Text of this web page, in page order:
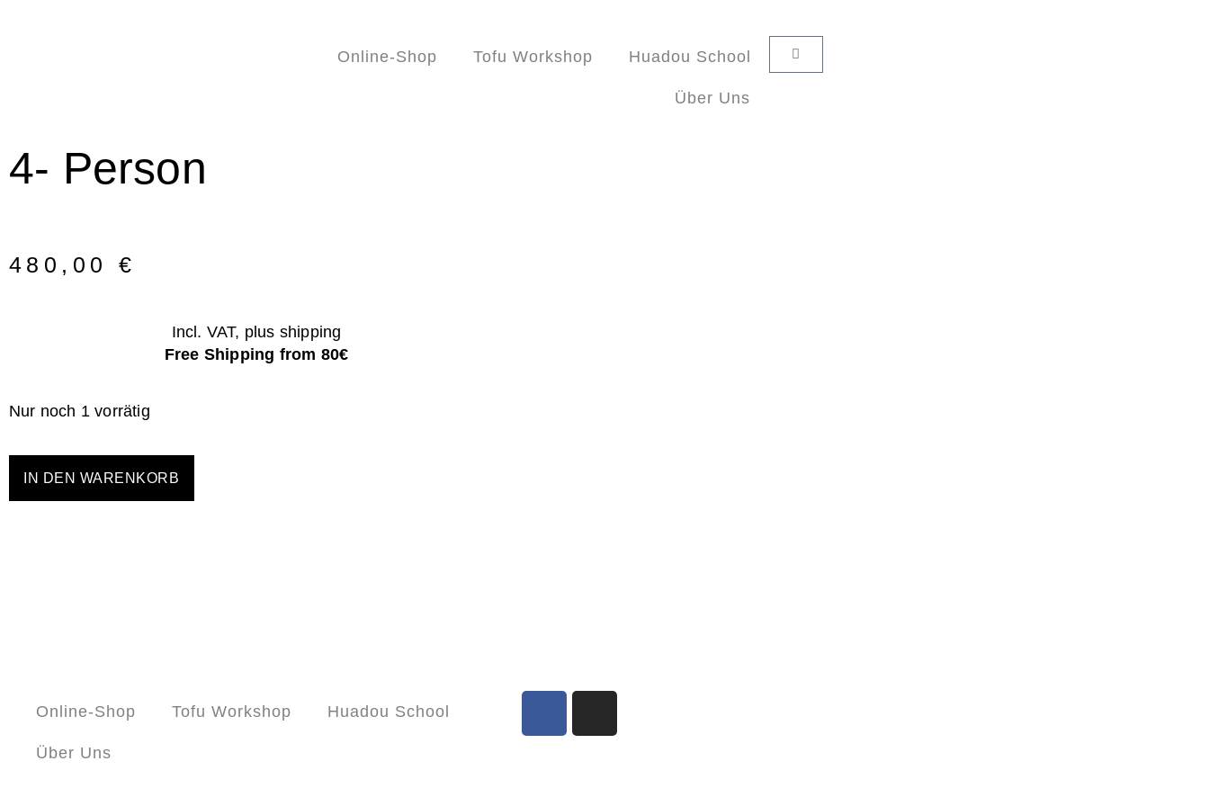
Online-Shop Tofu Workshop Huadou School
Über Uns
4- Person
480,00 €
Incl. VAT, plus shipping
Free Shipping from 80€
Nur noch 1 vorrätig
IN DEN WARENKORB
Online-Shop Tofu Workshop Huadou School
Über Uns